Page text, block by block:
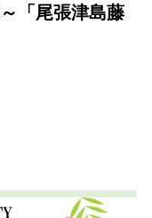
「尾張津島藤